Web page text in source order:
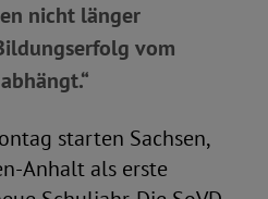
nicht länger
vom
starten Sachsen,
Anhalt als erste